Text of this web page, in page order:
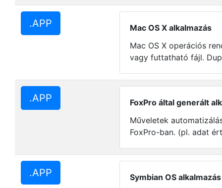
.APP
Mac OS X alkalmazás
Mac OS X operációs
vagy futtatható fájl.
.APP
FoxPro által generált
Műveletek
FoxPro-ban. (pl. adat
.APP
Symbian OS alkalmazás